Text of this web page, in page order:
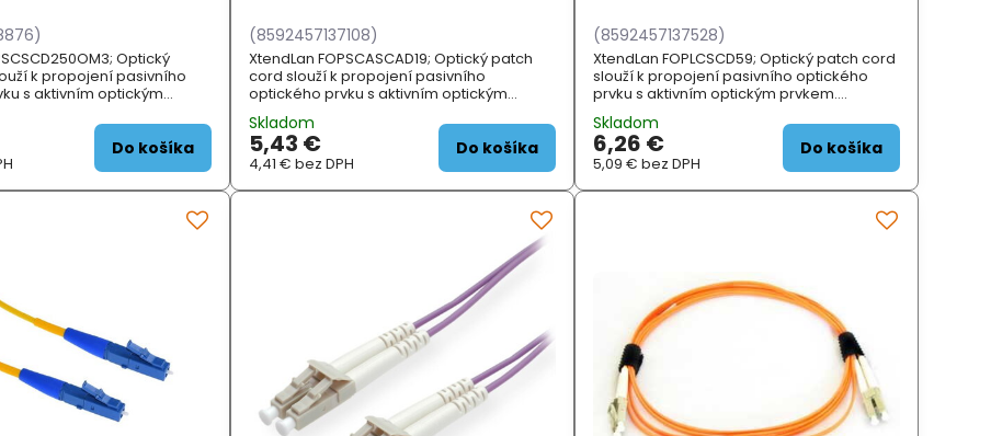
Optický
k propojení pasivního
s aktivním optickým
SPECIFIKACE; Typ vlákna:
Do košíka
(8592457137108)
XtendLan FOPSCASCAD19; Optický patch
cord slouží k propojení pasivního
optického prvku s aktivním optickým
prvkem. Vlákno typu G.652d vhodné i pro
WDM aplikace. Izolace 2 mm. ZÁKLADNÍ
SPECIFIKACE...
Skladom
5,43 €
4,41 €bez DPH
Do košíka
(8592457137528)
XtendLan FOPLCSCD59; Optický patch cord
slouží k propojení pasivního optického
prvku s aktivním optickým prvkem.
ZÁKLADNÍ SPECIFIKACE; Typ vlákna:
singlemode (G.652d); S...
Skladom
6,26 €
5,09 €bez DPH
Do košíka